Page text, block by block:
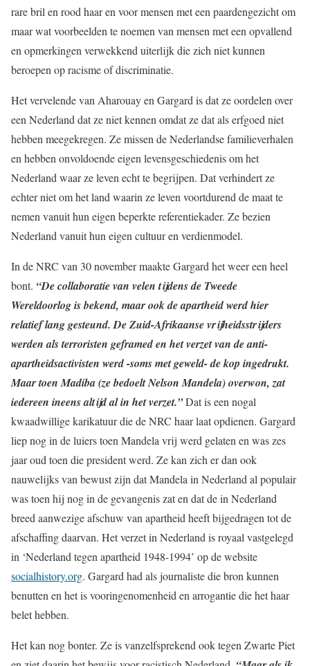
rare bril en rood haar en voor mensen met een paardengezicht om
maar wat voorbeelden te noemen van mensen met een opvallend
en opmerkingen verwekkend uiterlijk die zich niet kunnen
beroepen op racisme of discriminatie.
Het vervelende van Aharouay en Gargard is dat ze oordelen over
een Nederland dat ze niet kennen omdat ze dat als erfgoed niet
hebben meegekregen. Ze missen de Nederlandse familieverhalen
en hebben onvoldoende eigen levensgeschiedenis om het
Nederland waar ze leven echt te begrijpen. Dat verhindert ze
echter niet om het land waarin ze leven voortdurend de maat te
nemen vanuit hun eigen beperkte referentiekader. Ze bezien
Nederland vanuit hun eigen cultuur en verdienmodel.
In de NRC van 30 november maakte Gargard het weer een heel
bont. “De collaboratie van velen tijdens de Tweede
Wereldoorlog is bekend, maar ook de apartheid werd hier
relatief lang gesteund. De Zuid-Afrikaanse vrijheidsstrijders
werden als terroristen geframed en het verzet van de anti-
apartheidsactivisten werd -soms met geweld- de kop ingedrukt.
Maar toen Madiba (ze bedoelt Nelson Mandela) overwon, zat
iedereen ineens altijd al in het verzet.”Dat is een nogal
kwaadwillige karikatuur die de NRC haar laat opdienen. Gargard
liep nog in de luiers toen Mandela vrij werd gelaten en was zes
jaar oud toen die president werd. Ze kan zich er dan ook
nauwelijks van bewust zijn dat Mandela in Nederland al populair
was toen hij nog in de gevangenis zat en dat de in Nederland
breed aanwezige afschuw van apartheid heeft bijgedragen tot de
afschaffing daarvan. Het verzet in Nederland is royaal vastgelegd
in ‘Nederland tegen apartheid 1948-1994’ op de website
socialhistory.org. Gargard had als journaliste die bron kunnen
benutten en het is vooringenomenheid en arrogantie die het haar
belet hebben.
Het kan nog bonter. Ze is vanzelfsprekend ook tegen Zwarte Piet